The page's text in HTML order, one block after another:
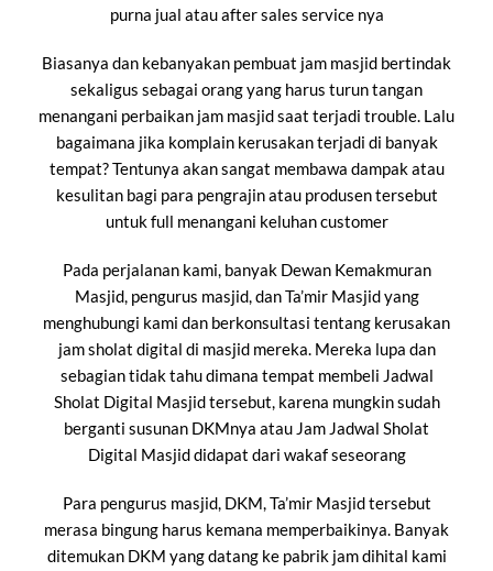
purna jual atau after sales service nya
Biasanya dan kebanyakan pembuat jam masjid bertindak
sekaligus sebagai orang yang harus turun tangan
menangani perbaikan jam masjid saat terjadi trouble. Lalu
bagaimana jika komplain kerusakan terjadi di banyak
tempat? Tentunya akan sangat membawa dampak atau
kesulitan bagi para pengrajin atau produsen tersebut
untuk full menangani keluhan customer
Pada perjalanan kami, banyak Dewan Kemakmuran
Masjid, pengurus masjid, dan Ta’mir Masjid yang
menghubungi kami dan berkonsultasi tentang kerusakan
jam sholat digital di masjid mereka. Mereka lupa dan
sebagian tidak tahu dimana tempat membeli Jadwal
Sholat Digital Masjid tersebut, karena mungkin sudah
berganti susunan DKMnya atau Jam Jadwal Sholat
Digital Masjid didapat dari wakaf seseorang
Para pengurus masjid, DKM, Ta’mir Masjid tersebut
merasa bingung harus kemana memperbaikinya. Banyak
ditemukan DKM yang datang ke pabrik jam dihital kami